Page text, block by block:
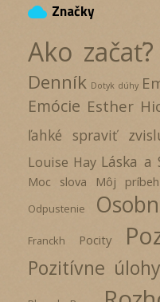
cloud Značky
Ako začať?
Denník Dotyk dúhy
Emócie Esther
ľahké spraviť
Louise Hay Láska a
Moc slova Môj príbeh
Odpustenie
Franckh Pocity
Pozitívne úlohy